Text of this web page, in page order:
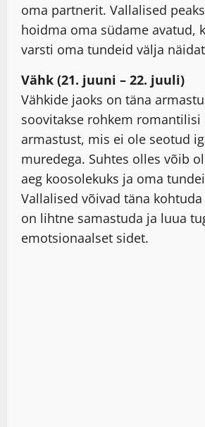
oma partnerit. Vallalised
hoidma oma südame avatud,
varsti oma tundeid välja
Vähk (21. juuni – 22. juuli)
Vähkide jaoks on täna
soovitakse rohkem romantilisi
armastust, mis ei ole seotud
muredega. Suhtes olles võib
aeg koosolekuks ja oma
Vallalised võivad täna
on lihtne samastuda ja luua
emotsionaalset sidet.